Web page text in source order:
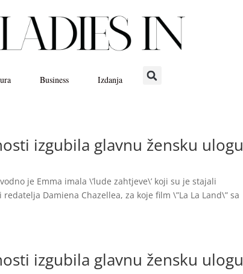
Business Izdanja
izgubila glavnu žensku ulogu
je Emma imala \’lude zahtjeve\’ koji su je stajali
Damiena Chazellea, za koje film \”La La Land\” sa
izgubila glavnu žensku ulogu